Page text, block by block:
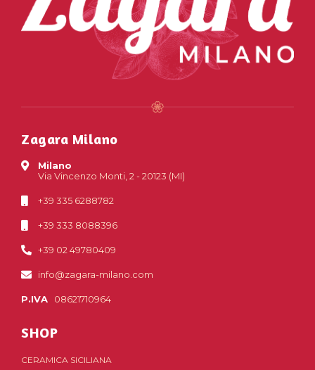
Zagara Milano
Milano
Via Vincenzo Monti, 2 - 20123 (MI)
+39 335 6288782
+39 333 8088396
+39 02 49780409
info@zagara-milano.com
P.IVA 08621710964
SHOP
CERAMICA SICILIANA